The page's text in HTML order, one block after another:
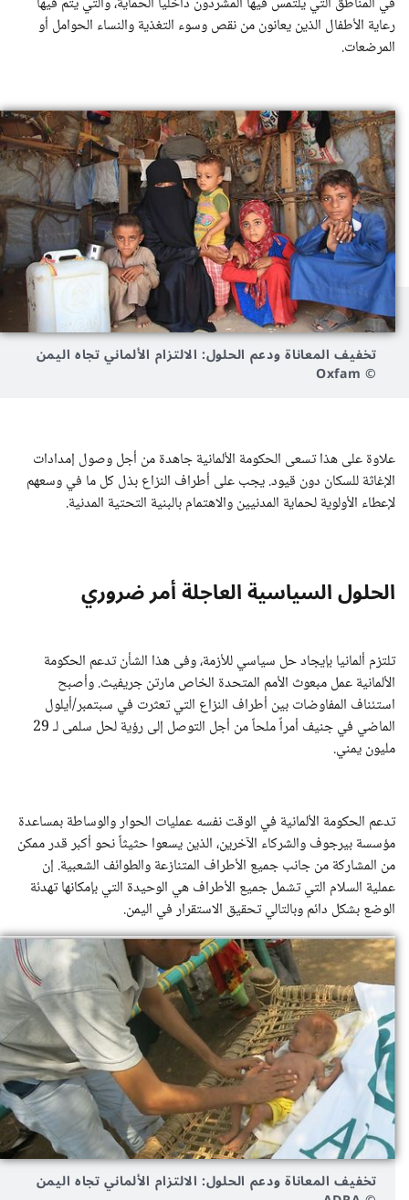
رعاية الأطفال الذين يعانون من نقص وسوء التغذية والنساء الحوامل أو
المرضعات.
تخفيف المعاناة ودعم الحلول: الالتزام الألماني تجاه اليمن
© Oxfam
علاوة على هذا تسعى الحكومة الألمانية جاهدة من أجل وصول إمدادات
الإغاثة للسكان دون قيود. يجب على أطراف النزاع بذل كل ما في وسعهم
لإعطاء الأولوية لحماية المدنيين والاهتمام بالبنية التحتية المدنية.
الحلول السياسية العاجلة أمر ضروري
تلتزم ألمانيا بإيجاد حل سياسي للأزمة، وفى هذا الشأن تدعم الحكومة
الألمانية عمل مبعوث الأمم المتحدة الخاص مارتن جريفيث. وأصبح
استئناف المفاوضات بين أطراف النزاع التي تعثرت في سبتمبر/أيلول
الماضي في جنيف أمراً ملحاً من أجل التوصل إلى رؤية لحل سلمى لـ 29
مليون يمني.
تدعم الحكومة الألمانية في الوقت نفسه عمليات الحوار والوساطة بمساعدة
مؤسسة بيرجوف والشركاء الآخرين، الذين يسعوا حثيثاً نحو أكبر قدر ممكن
من المشاركة من جانب جميع الأطراف المتنازعة والطوائف الشعبية. إن
عملية السلام التي تشمل جميع الأطراف هي الوحيدة التي بإمكانها تهدئة
الوضع بشكل دائم وبالتالي تحقيق الاستقرار في اليمن.
تخفيف المعاناة ودعم الحلول: الالتزام الألماني تجاه اليمن